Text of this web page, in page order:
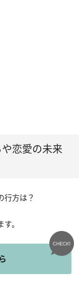
や恋愛の未来
方は？
。